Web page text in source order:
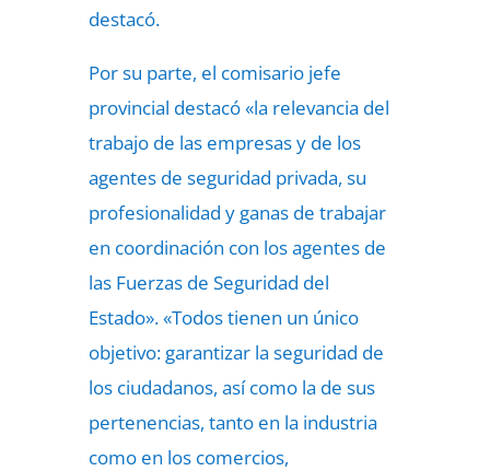
destacó.
Por su parte, el comisario jefe
provincial destacó «la relevancia del
trabajo de las empresas y de los
agentes de seguridad privada, su
profesionalidad y ganas de trabajar
en coordinación con los agentes de
las Fuerzas de Seguridad del
Estado». «Todos tienen un único
objetivo: garantizar la seguridad de
los ciudadanos, así como la de sus
pertenencias, tanto en la industria
como en los comercios,